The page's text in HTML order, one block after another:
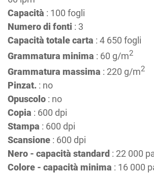
Capacità : 100 fogli
Numero di fonti : 3
Capacità totale carta : 4 650 fogli
Grammatura minima : 60 g/m2
Grammatura massima : 220 g/m2
Pinzat. : no
Opuscolo : no
Copia : 600 dpi
Stampa : 600 dpi
Scansione : 600 dpi
Nero - capacità standard : 22 000
Colore - capacità minima : 16 000